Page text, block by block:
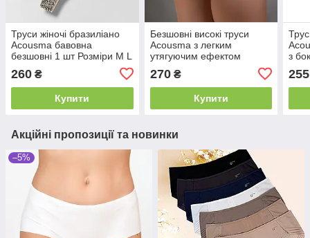
Труси жіночі бразиліано
Acousma бавовна
безшовні 1 шт Розміри M L
260 ₴
Купити
Безшовні високі труси
Acousma з легким
утягуючим ефектом
270₴
Купити
з
255
Акційні пропозиції та новинки
–5%